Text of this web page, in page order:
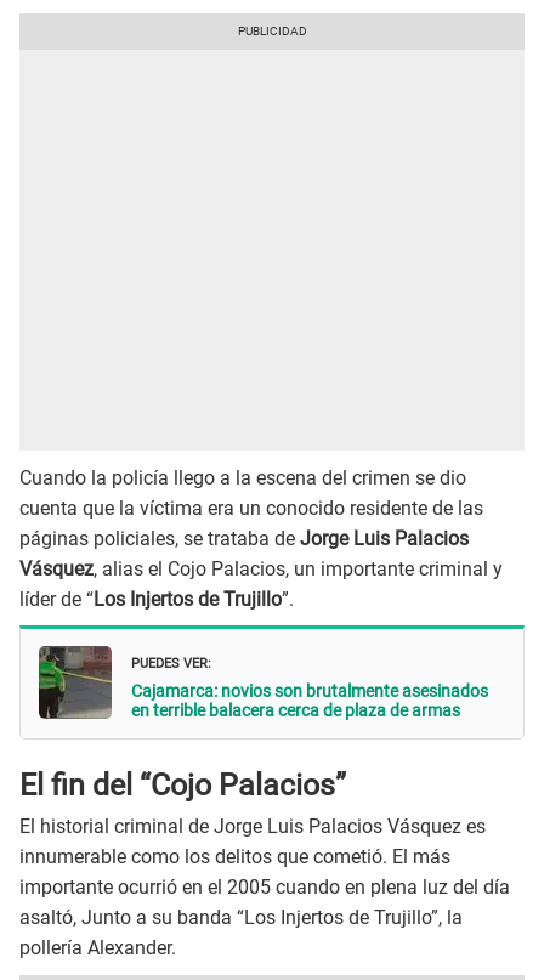
Cuando la policía llego a la escena del crimen se dio
cuenta que la víctima era un conocido residente de las
páginas policiales, se trataba de Jorge Luis Palacios
Vásquez, alias el Cojo Palacios, un importante criminal y
líder de “Los Injertos de Trujillo”.
PUEDES VER:
Cajamarca: novios son brutalmente asesinados
en terrible balacera cerca de plaza de armas
El fin del “Cojo Palacios”
El historial criminal de Jorge Luis Palacios Vásquez es
innumerable como los delitos que cometió. El más
importante ocurrió en el 2005 cuando en plena luz del día
asaltó, Junto a su banda “Los Injertos de Trujillo”, la
pollería Alexander.